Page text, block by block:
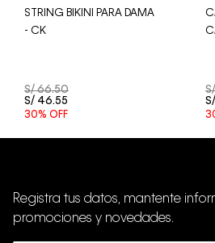
STRING BIKINI PARA DAMA
- CK
S/ 66.50
S/ 46.55
30% OFF
S/
S/
Registra tus datos, mantente
promociones y novedades.